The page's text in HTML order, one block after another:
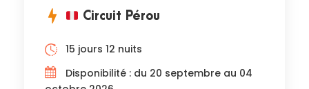
Circuit Pérou
15 jours 12 nuits
Disponibilité : du 20 septembre au 04